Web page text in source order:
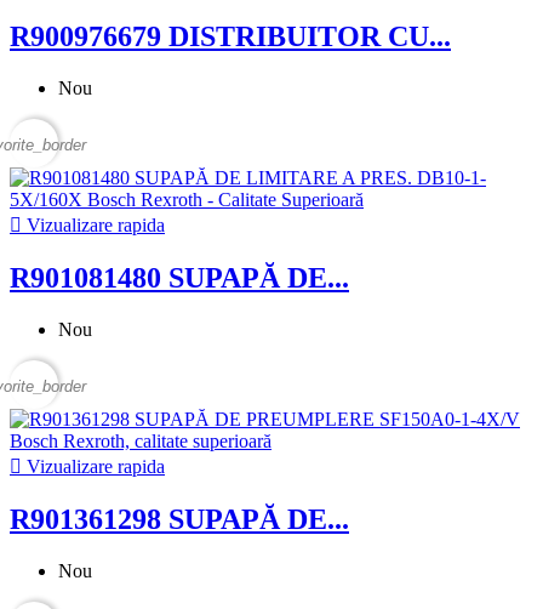
R900976679 DISTRIBUITOR CU...
Nou
 Vizualizare rapida
R901081480 SUPAPĂ DE...
Nou
 Vizualizare rapida
R901361298 SUPAPĂ DE...
Nou